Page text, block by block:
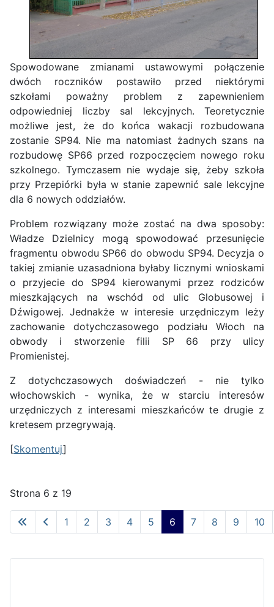
Spowodowane zmianami ustawowymi połączenie
dwóch roczników postawiło przed niektórymi
szkołami poważny problem z zapewnieniem
odpowiedniej liczby sal lekcyjnych. Teoretycznie
możliwe jest, że do końca wakacji rozbudowana
zostanie SP94. Nie ma natomiast żadnych szans na
rozbudowę SP66 przed rozpoczęciem nowego roku
szkolnego. Tymczasem nie wydaje się, żeby szkoła
przy Przepiórki była w stanie zapewnić sale lekcyjne
dla 6 nowych oddziałów.
Problem rozwiązany może zostać na dwa sposoby:
Władze Dzielnicy mogą spowodować przesunięcie
fragmentu obwodu SP66 do obwodu SP94. Decyzja o
takiej zmianie uzasadniona byłaby licznymi wnioskami
o przyjecie do SP94 kierowanymi przez rodziców
mieszkających na wschód od ulic Globusowej i
Dźwigowej. Jednakże w interesie urzędniczym leży
zachowanie dotychczasowego podziału Włoch na
obwody i stworzenie filii SP 66 przy ulicy
Promienistej.
Z dotychczasowych doświadczeń - nie tylko
włochowskich - wynika, że w starciu interesów
urzędniczych z interesami mieszkańców te drugie z
kretesem przegrywają.
[Skomentuj]
Strona 6 z 19
1 2 3 4 5 6 7 8 9 10